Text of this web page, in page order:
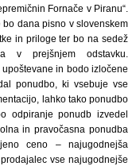
Fornače v Piranu“.
dana pisno v slovenskem
in priloge ter bo na sedež
v prejšnjem odstavku.
in bodo izločene
ponudbo, ki vsebuje vse
lahko tako ponudbo
odpiranje ponudb izvedel
in pravočasna ponudba
ceno – najugodnejša
vse najugodnejše